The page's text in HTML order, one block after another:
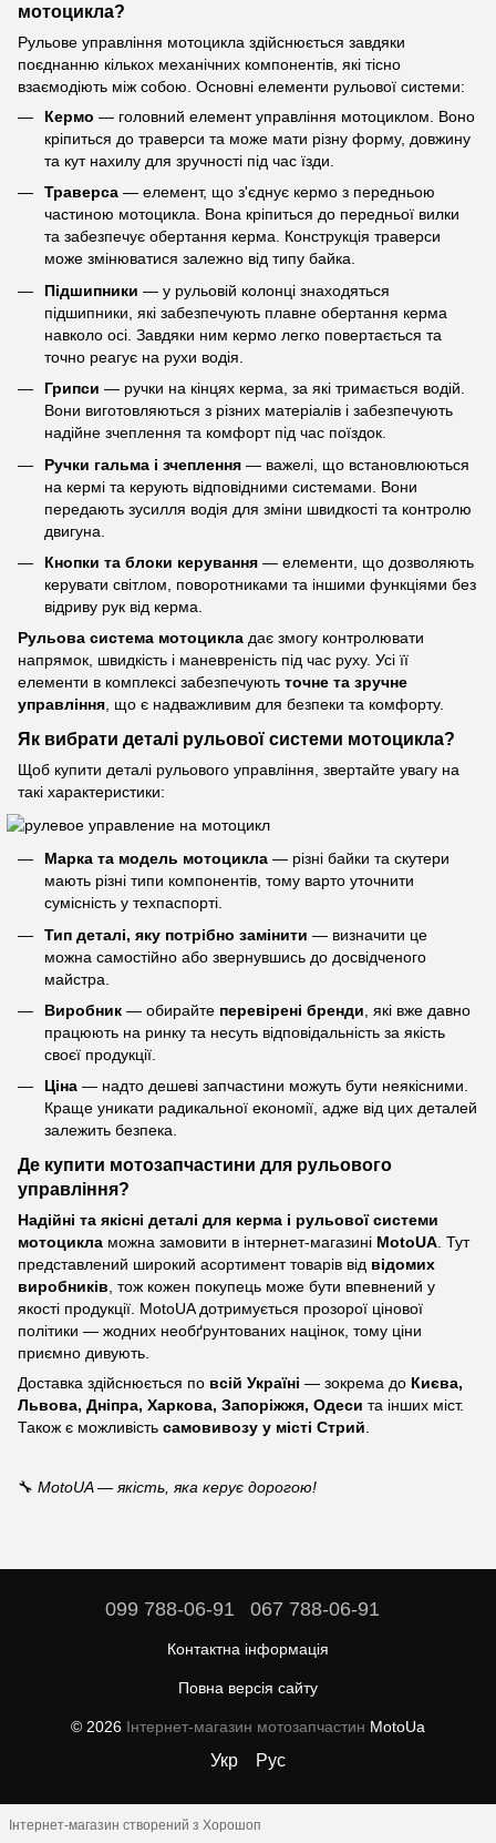
мотоцикла?
Рульове управління мотоцикла здійснюється завдяки
поєднанню кількох механічних компонентів, які тісно
взаємодіють між собою. Основні елементи рульової системи:
Кермо — головний елемент управління мотоциклом. Воно
кріпиться до траверси та може мати різну форму, довжину
та кут нахилу для зручності під час їзди.
Траверса — елемент, що з'єднує кермо з передньою
частиною мотоцикла. Вона кріпиться до передньої вилки
та забезпечує обертання керма. Конструкція траверси
може змінюватися залежно від типу байка.
Підшипники — у рульовій колонці знаходяться
підшипники, які забезпечують плавне обертання керма
навколо осі. Завдяки ним кермо легко повертається та
точно реагує на рухи водія.
Грипси — ручки на кінцях керма, за які тримається водій.
Вони виготовляються з різних матеріалів і забезпечують
надійне зчеплення та комфорт під час поїздок.
Ручки гальма і зчеплення — важелі, що встановлюються
на кермі та керують відповідними системами. Вони
передають зусилля водія для зміни швидкості та контролю
двигуна.
Кнопки та блоки керування — елементи, що дозволяють
керувати світлом, поворотниками та іншими функціями без
відриву рук від керма.
Рульова система мотоцикла дає змогу контролювати
напрямок, швидкість і маневреність під час руху. Усі її
елементи в комплексі забезпечують точне та зручне
управління, що є надважливим для безпеки та комфорту.
Як вибрати деталі рульової системи мотоцикла?
Щоб купити деталі рульового управління, звертайте увагу на
такі характеристики:
Марка та модель мотоцикла — різні байки та скутери
мають різні типи компонентів, тому варто уточнити
сумісність у техпаспорті.
Тип деталі, яку потрібно замінити — визначити це
можна самостійно або звернувшись до досвідченого
майстра.
Виробник — обирайте перевірені бренди , які вже давно
працюють на ринку та несуть відповідальність за якість
своєї продукції.
Ціна — надто дешеві запчастини можуть бути неякісними.
Краще уникати радикальної економії, адже від цих деталей
залежить безпека.
Де купити мотозапчастини для рульового
управління?
Надійні та якісні деталі для керма і рульової системи
мотоцикла можна замовити в інтернет-магазині MotoUA . Тут
представлений широкий асортимент товарів від відомих
виробників , тож кожен покупець може бути впевнений у
якості продукції. MotoUA дотримується прозорої цінової
політики — жодних необґрунтованих націнок, тому ціни
приємно дивують.
Доставка здійснюється по всій Україні — зокрема до Києва,
Львова, Дніпра, Харкова, Запоріжжя, Одеси та інших міст.
Також є можливість самовивозу у місті Стрий
🔧 MotoUA — якість, яка керує дорогою!
099 788-06-91 067 788-06-91
Контактна інформація
Повна версія сайту
© 2026 Інтернет-магазин мотозапчастин MotoUa
Укр Рус
Інтернет-магазин створений з Хорошоп